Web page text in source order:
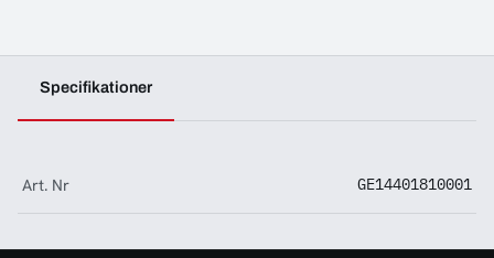
Specifikationer
Art. Nr GE14401810001